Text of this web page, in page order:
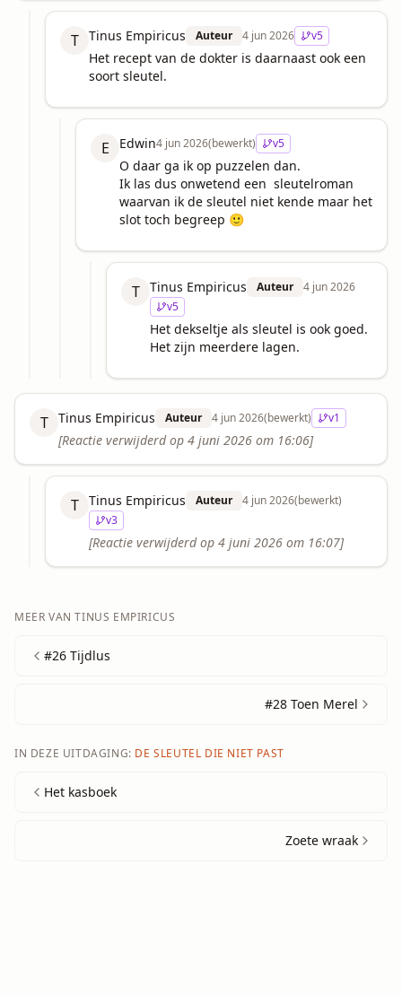
T Tinus Empiricus Auteur 4 jun 2026 v5
Het recept van de dokter is daarnaast ook een
soort sleutel.
E Edwin4 jun 2026(bewerkt) v5
O daar ga ik op puzzelen dan.
Ik las dus onwetend een  sleutelroman
waarvan ik de sleutel niet kende maar het
slot toch begreep 🙂
T Tinus Empiricus Auteur
4 jun 2026
v5
Het dekseltje als sleutel is ook goed.
Het zijn meerdere lagen.
T Tinus Empiricus Auteur 4 jun 2026(bewerkt) v1
[Reactie verwijderd op 4 juni 2026 om 16:06]
T Tinus Empiricus Auteur 4 jun 2026(bewerkt)
v3
[Reactie verwijderd op 4 juni 2026 om 16:07]
MEER VANTINUS EMPIRICUS
#26 Tijdlus
#28 Toen Merel
IN DEZE UITDAGING: DE SLEUTEL DIE NIET PAST
Het kasboek
Zoete wraak